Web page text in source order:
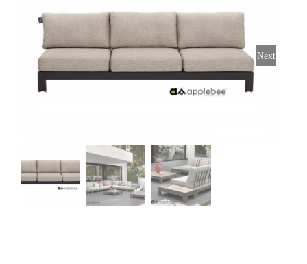
Stoelen
Tafels
Deck Chairs + voetbanken
Next